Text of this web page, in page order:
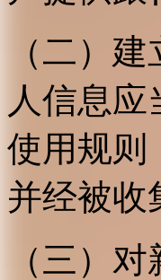
（二）
人信息
使用规则
并经被收
（三）